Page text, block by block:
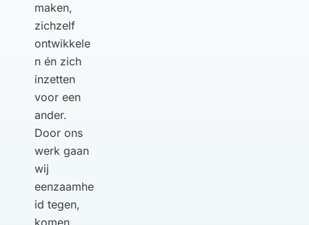
maken,
zichzelf
ontwikkele
n én zich
inzetten
voor een
ander.
Door ons
werk gaan
wij
eenzaamhe
id tegen,